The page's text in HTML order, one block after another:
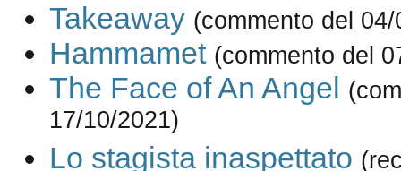
Takeaway (commento del
Hammamet (commento del
The Face of An Angel
17/10/2021)
Lo stagista inaspettato